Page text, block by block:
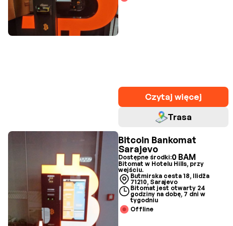
Czytaj więcej
Trasa
Bitcoin Bankomat
Sarajevo
Dostępne środki:0 BAM
Bitomat w Hotelu Hills, przy
wejściu.
Butmirska cesta 18, Ilidža
71210, Sarajevo
Bitomat jest otwarty 24
godziny na dobę, 7 dni w
tygodniu
Offline